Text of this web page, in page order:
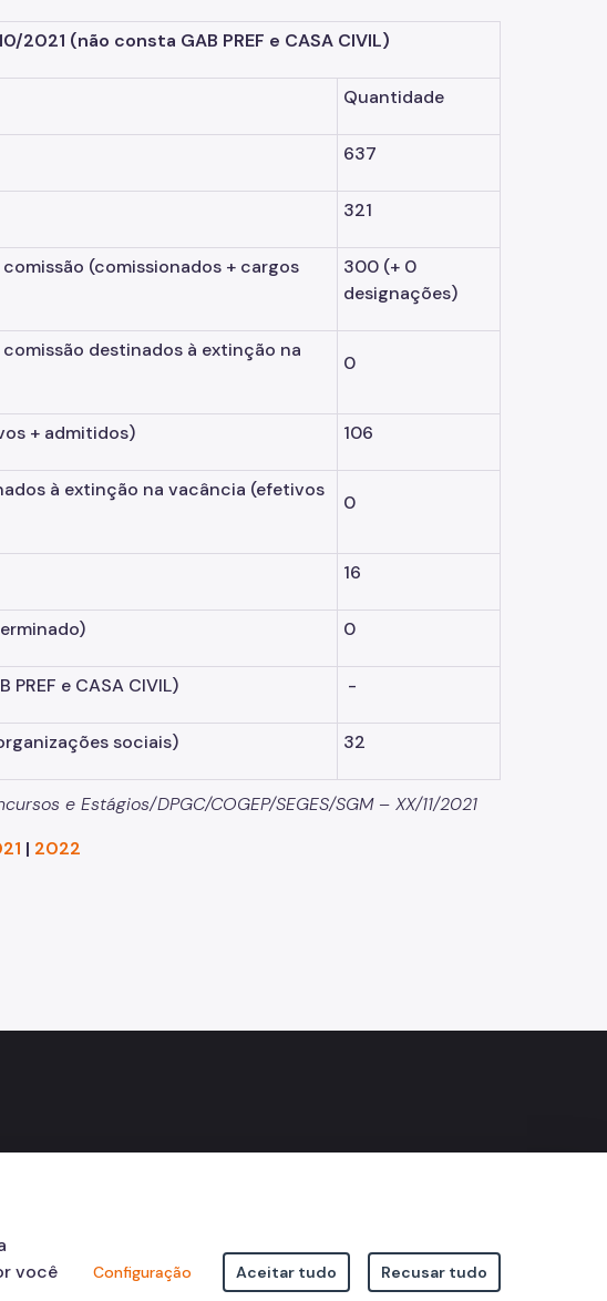
2021 (não consta GAB PREF e CASA CIVIL)
Quantidade
637
321
(comissionados + cargos
300 (+ 0
designações)
destinados à extinção na
0
+ admitidos) 106
à extinção na vacância (efetivos
0
16
0
e CASA CIVIL) -
sociais) 32
e Estágios/DPGC/COGEP/SEGES/SGM – XX/11/2021
| 2022
você
Configuração Aceitar tudo Recusar tudo